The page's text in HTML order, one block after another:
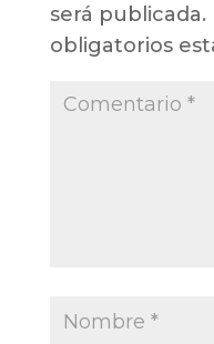
será publicada.
obligatorios